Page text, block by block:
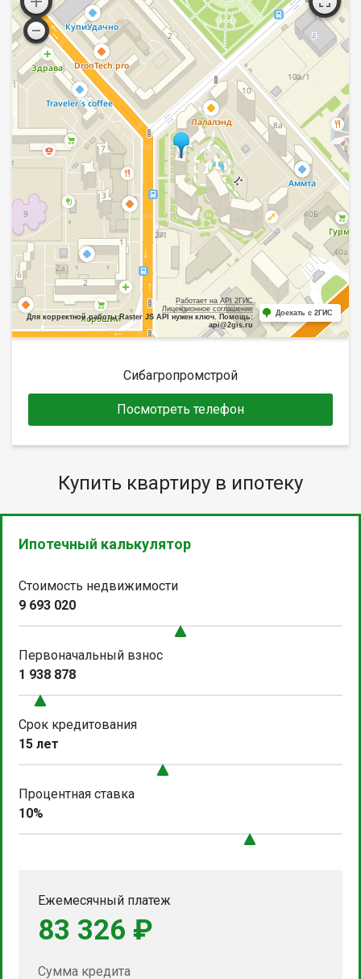
Работает на API 2ГИС
Лицензионное соглашение
Для корректной работы Raster JS API нужен ключ. Помощь:
api@2gis.ru
Доехать с 2ГИС
Сибагропромстрой
Посмотреть телефон
Купить квартиру в ипотеку
Ипотечный калькулятор
Стоимость недвижимости
9 693 020
Первоначальный взнос
1 938 878
Срок кредитования
15 лет
Процентная ставка
10%
Ежемесячный платеж
83 326 ₽
Сумма кредита